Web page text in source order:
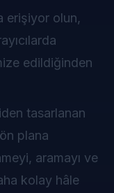
erişiyor olun,
edildiğinden
tasarlanan
plana
aramayı ve
kolay hâle